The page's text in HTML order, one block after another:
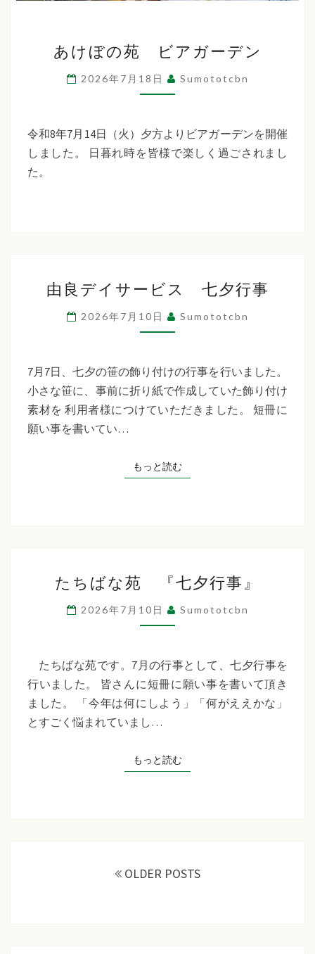
け
ぼ
の
ビ
ア
あけぼの苑 ビアガーデン
2026年7月18日 Sumototcbn
令和8年7月14日（火）夕方よりビアガーデンを開催
しました。 日暮れ時を皆様で楽しく過ごされまし
た。
良
デ
イ
ー
ビ
ス
行
事
由良デイサービス 七夕行事
2026年7月10日 Sumototcbn
7月7日、七夕の笹の飾り付けの行事を行いました。
小さな笹に、事前に折り紙で作成していた飾り付け
素材を 利用者様につけていただきました。 短冊に
願い事を書いてい…
もっと読むもっと読む
ち
ば
な
『七
夕
行
たちばな苑 『七夕行事』
2026年7月10日 Sumototcbn
たちばな苑です。7月の行事として、七夕行事を
行いました。 皆さんに短冊に願い事を書いて頂き
ました。 「今年は何にしよう」「何がええかな」
とすごく悩まれていまし…
もっと読むもっと読む
OLDER POSTS